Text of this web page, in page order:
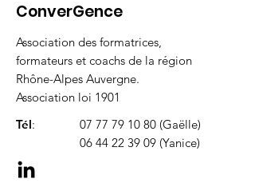
ConverGence
Tél: 07 77 79 10 80 (Gaëlle)
06 44 22 39 09 (Yanice)
Association des formatrices,
formateurs et coachs de la région
Rhône-Alpes Auvergne.
Association loi 1901